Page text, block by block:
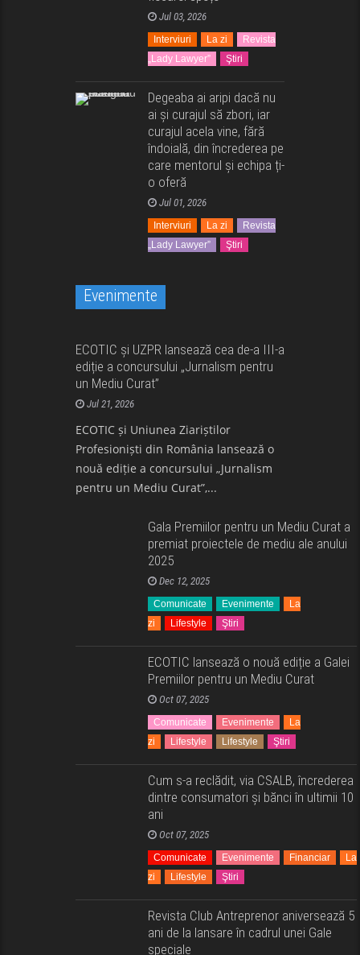
Jul 03, 2026
Interviuri La zi
Revista
„Lady Lawyer”
Ştiri
Degeaba ai aripi dacă nu
ai și curajul să zbori, iar
curajul acela vine, fără
îndoială, din încrederea pe
care mentorul și echipa ți-
o oferă
Jul 01, 2026
Interviuri La zi
Revista
„Lady Lawyer”
Ştiri
Evenimente
Comunicate Evenimente
Lifestyle
Ştiri
ECOTIC și UZPR lansează cea de-a III-a
ediție a concursului „Jurnalism pentru
un Mediu Curat”
Jul 21, 2026
ECOTIC și Uniunea Ziariștilor
Profesioniști din România lansează o
nouă ediție a concursului „Jurnalism
pentru un Mediu Curat”,...
Gala Premiilor pentru un Mediu Curat a
premiat proiectele de mediu ale anului
2025
Dec 12, 2025
Comunicate Evenimente
La
zi
Lifestyle Ştiri
ECOTIC lansează o nouă ediție a Galei
Premiilor pentru un Mediu Curat
Oct 07, 2025
Comunicate Evenimente
La
zi
Lifestyle Lifestyle Ştiri
Cum s-a reclădit, via CSALB, încrederea
dintre consumatori și bănci în ultimii 10
ani
Oct 07, 2025
Comunicate Evenimente Financiar
La
zi
Lifestyle Ştiri
Revista Club Antreprenor aniversează 5
ani de la lansare în cadrul unei Gale
speciale